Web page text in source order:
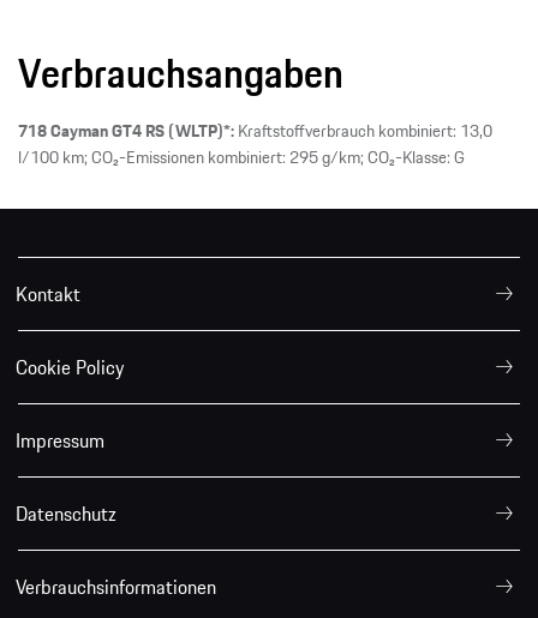
Verbrauchsangaben
718 Cayman GT4 RS (WLTP)*:Kraftstoffverbrauch kombiniert: 13,0
l/100 km; CO₂-Emissionen kombiniert: 295 g/km; CO₂-Klasse: G
Kontakt
Cookie Policy
Impressum
Datenschutz
Verbrauchsinformationen